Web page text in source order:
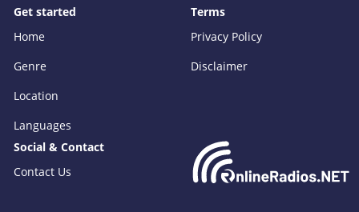
Get started
Home
Genre
Location
Languages
Terms
Privacy Policy
Disclaimer
Social & Contact
Contact Us